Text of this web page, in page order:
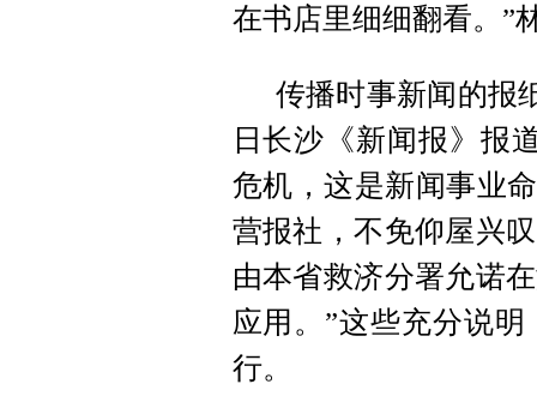
在书店里细细翻看。”
传播时事新闻的报
日长沙《新闻报》报
危机，这是新闻事业
营报社，不免仰屋兴
由本省救济分署允诺
应用。”这些充分说
行。